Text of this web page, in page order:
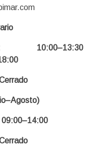
10:00–13:30
09:00–14:00